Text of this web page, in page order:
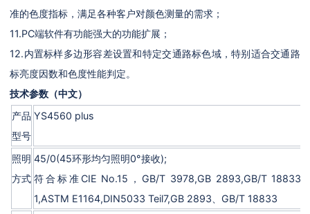
准的色度指标，满足各种客户对颜色测量的需求；
11.PC端软件有功能强大的功能扩展；
12.内置标样多边形容差设置和特定交通路标色域，特别适合交通路
标亮度因数和色度性能判定。
技术参数（中文）
产品
型号
YS4560 plus
照明
方式
45/0(45环形均匀照明0°接收);
符合标准CIE No.15，GB/T 3978,GB 2893,GB/T
1,ASTM E1164,DIN5033 Teil7,GB 2893、GB/T 18833